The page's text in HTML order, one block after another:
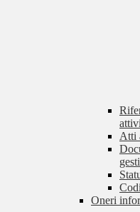
Atti
Oneri